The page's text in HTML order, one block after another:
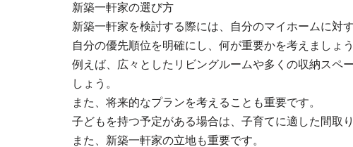
新築一軒家の選び方
新築一軒家を検討する際には、自分のマイホームに対
自分の優先順位を明確にし、何が重要かを考えましょう
例えば、広々としたリビングルームや多くの収納スペ
しょう。
また、将来的なプランを考えることも重要です。
子どもを持つ予定がある場合は、子育てに適した間取
また、新築一軒家の立地も重要です。